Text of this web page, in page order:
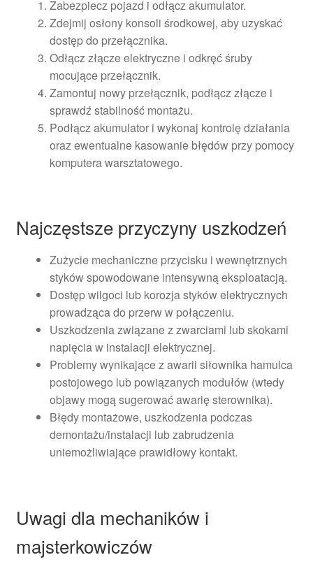
Zabezpiecz pojazd i odłącz akumulator.
Zdejmij osłony konsoli środkowej, aby uzyskać
dostęp do przełącznika.
Odłącz złącze elektryczne i odkręć śruby
mocujące przełącznik.
Zamontuj nowy przełącznik, podłącz złącze i
sprawdź stabilność montażu.
Podłącz akumulator i wykonaj kontrolę działania
oraz ewentualne kasowanie błędów przy pomocy
komputera warsztatowego.
Najczęstsze przyczyny uszkodzeń
Zużycie mechaniczne przycisku i wewnętrznych
styków spowodowane intensywną eksploatacją.
Dostęp wilgoci lub korozja styków elektrycznych
prowadząca do przerw w połączeniu.
Uszkodzenia związane z zwarciami lub skokami
napięcia w instalacji elektrycznej.
Problemy wynikające z awarii siłownika hamulca
postojowego lub powiązanych modułów (wtedy
objawy mogą sugerować awarię sterownika).
Błędy montażowe, uszkodzenia podczas
demontażu/instalacji lub zabrudzenia
uniemożliwiające prawidłowy kontakt.
Uwagi dla mechaników i
majsterkowiczów